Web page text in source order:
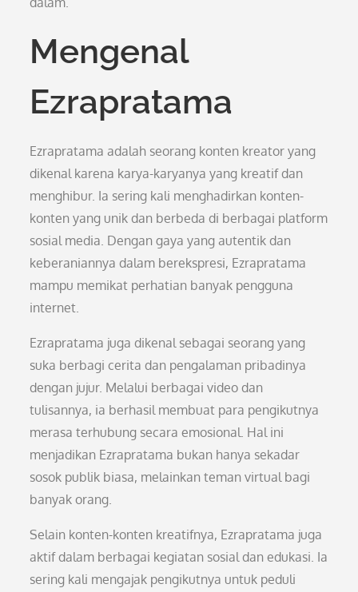
Mengenal
Ezrapratama
Ezrapratama adalah seorang konten kreator yang
dikenal karena karya-karyanya yang kreatif dan
menghibur. Ia sering kali menghadirkan konten-
konten yang unik dan berbeda di berbagai platform
sosial media. Dengan gaya yang autentik dan
keberaniannya dalam berekspresi, Ezrapratama
mampu memikat perhatian banyak pengguna
internet.
Ezrapratama juga dikenal sebagai seorang yang
suka berbagi cerita dan pengalaman pribadinya
dengan jujur. Melalui berbagai video dan
tulisannya, ia berhasil membuat para pengikutnya
merasa terhubung secara emosional. Hal ini
menjadikan Ezrapratama bukan hanya sekadar
sosok publik biasa, melainkan teman virtual bagi
banyak orang.
Selain konten-konten kreatifnya, Ezrapratama juga
aktif dalam berbagai kegiatan sosial dan edukasi. Ia
sering kali mengajak pengikutnya untuk peduli